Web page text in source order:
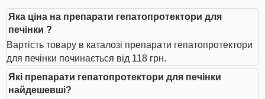
Яка ціна на препарати гепатопротектори для
печінки ?
Вартість товару в каталозі препарати гепатопротектори
для печінки починається від 118 грн.
Які препарати гепатопротектори для печінки
найдешевші?